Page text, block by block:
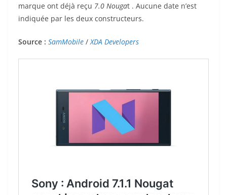
marque ont déjà reçu 7.0 Nougat . Aucune date n’est
indiquée par les deux constructeurs.
Source : SamMobile / XDA Developers